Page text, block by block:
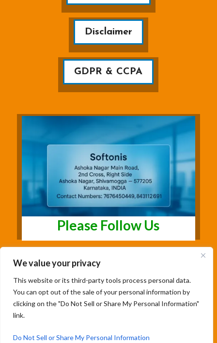
We value your privacy
This website or its third-party tools process personal data.
You can opt out of the sale of your personal information by
clicking on the "Do Not Sell or Share My Personal Information"
link.
Do Not Sell or Share My Personal Information
Disclaimer
GDPR & CCPA
Please Follow Us
& Developed By Soumya Patil |